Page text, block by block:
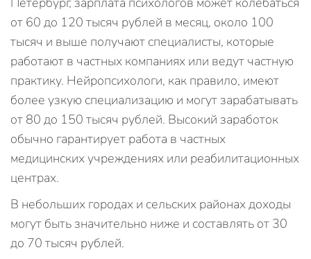
от 60 до 120 тысяч рублей в месяц, около 100
тысяч и выше получают специалисты, которые
работают в частных компаниях или ведут частную
практику. Нейропсихологи, как правило, имеют
более узкую специализацию и могут зарабатывать
от 80 до 150 тысяч рублей. Высокий заработок
обычно гарантирует работа в частных
медицинских учреждениях или реабилитационных
центрах.
В небольших городах и сельских районах доходы
могут быть значительно ниже и составлять от 30
до 70 тысяч рублей.